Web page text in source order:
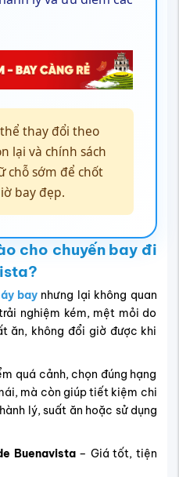
thay đổi theo
lại và chính sách
chỗ sớm để chốt
bay đẹp.
cho chuyến bay đi
bay nhưng lại không quan
nghiệm kém, mệt mỏi do
ăn, không đổi giờ được khi
quá cảnh, chọn đúng hạng
mà còn giúp tiết kiệm chi
lý, suất ăn hoặc sử dụng
Buenavista– Giá tốt, tiện